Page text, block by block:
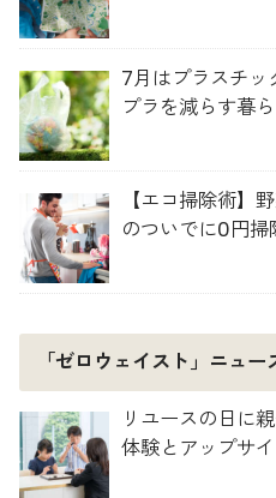
7月はプラスチッ
プラを減らす暮
【エコ掃除術】
のついでに0円
「ゼロウェイスト」ニュー
リユースの日に
体験とアップサ